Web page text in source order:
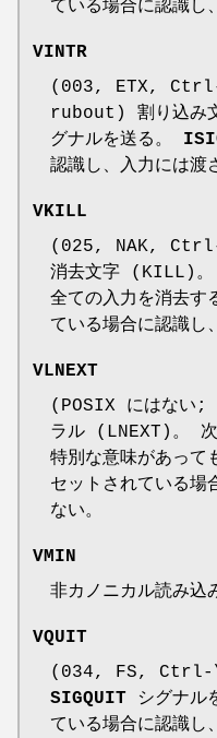
ている場合に認識し
VINTR
(003, ETX,
rubout) 割り込み
グナルを送る。
認識し、入力には渡
VKILL
(025, NAK,
消去文字 (KILL)。
全ての入力を消去す
ている場合に認識し
VLNEXT
(POSIX にはな
ラル (LNEXT)。 次
特別な意味があって
セットされている場
ない。
VMIN
非カノニカル読み
VQUIT
(034, FS, Ctrl-\)
SIGQUIT シグナル
ている場合に認識し